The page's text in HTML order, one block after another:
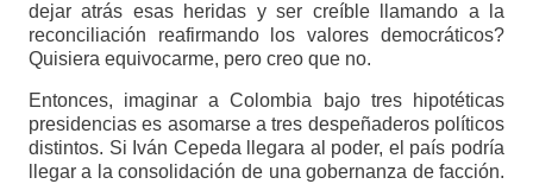
dejar atrás esas heridas y ser creíble llamando a la
reconciliación reafirmando los valores democráticos?
Quisiera equivocarme, pero creo que no.
Entonces, imaginar a Colombia bajo tres hipotéticas
presidencias es asomarse a tres despeñaderos políticos
distintos. Si Iván Cepeda llegara al poder, el país podría
llegar a la consolidación de una gobernanza de facción.